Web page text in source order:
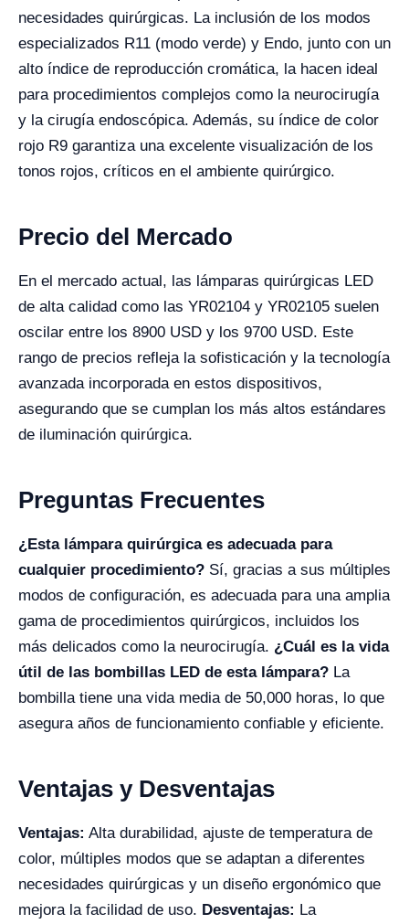
necesidades quirúrgicas. La inclusión de los modos
especializados R11 (modo verde) y Endo, junto con un
alto índice de reproducción cromática, la hacen ideal
para procedimientos complejos como la neurocirugía
y la cirugía endoscópica. Además, su índice de color
rojo R9 garantiza una excelente visualización de los
tonos rojos, críticos en el ambiente quirúrgico.
Precio del Mercado
En el mercado actual, las lámparas quirúrgicas LED
de alta calidad como las YR02104 y YR02105 suelen
oscilar entre los 8900 USD y los 9700 USD. Este
rango de precios refleja la sofisticación y la tecnología
avanzada incorporada en estos dispositivos,
asegurando que se cumplan los más altos estándares
de iluminación quirúrgica.
Preguntas Frecuentes
¿Esta lámpara quirúrgica es adecuada para
cualquier procedimiento? Sí, gracias a sus múltiples
modos de configuración, es adecuada para una amplia
gama de procedimientos quirúrgicos, incluidos los
más delicados como la neurocirugía. ¿Cuál es la vida
útil de las bombillas LED de esta lámpara? La
bombilla tiene una vida media de 50,000 horas, lo que
asegura años de funcionamiento confiable y eficiente.
Ventajas y Desventajas
Ventajas: Alta durabilidad, ajuste de temperatura de
color, múltiples modos que se adaptan a diferentes
necesidades quirúrgicas y un diseño ergonómico que
mejora la facilidad de uso. Desventajas: La